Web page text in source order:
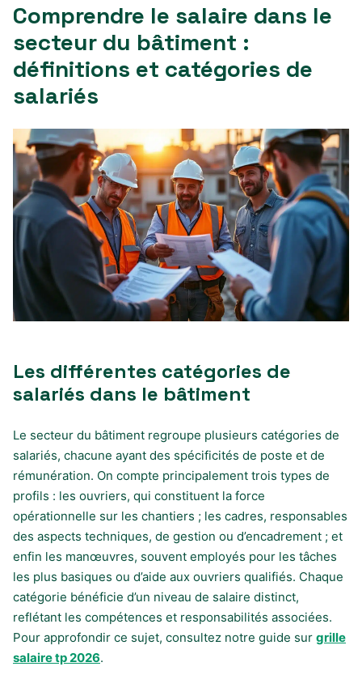
Comprendre le salaire dans le
secteur du bâtiment :
définitions et catégories de
salariés
Les différentes catégories de
salariés dans le bâtiment
Le secteur du bâtiment regroupe plusieurs catégories de
salariés, chacune ayant des spécificités de poste et de
rémunération. On compte principalement trois types de
profils : les ouvriers, qui constituent la force
opérationnelle sur les chantiers ; les cadres, responsables
des aspects techniques, de gestion ou d’encadrement ; et
enfin les manœuvres, souvent employés pour les tâches
les plus basiques ou d’aide aux ouvriers qualifiés. Chaque
catégorie bénéficie d’un niveau de salaire distinct,
reflétant les compétences et responsabilités associées.
Pour approfondir ce sujet, consultez notre guide sur grille
salaire tp 2026.